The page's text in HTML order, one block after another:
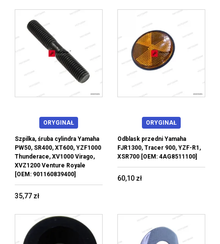
ORYGINAŁ
Szpilka, śruba cylindra Yamaha
PW50, SR400, XT600, YZF1000
Thunderace, XV1000 Virago,
XVZ1200 Venture Royale
[OEM: 901160839400]
35,77 zł
ORYGINAŁ
Odblask przedni Yamaha
FJR1300, Tracer 900, YZF-R1,
XSR700 [OEM: 4AG8511100]
60,10 zł